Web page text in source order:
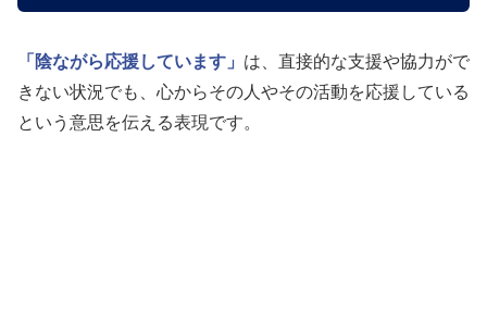
「陰ながら応援しています」 は、直接的な支援や協力がで
きない状況でも、心からその人やその活動を応援している
という意思を伝える表現です。